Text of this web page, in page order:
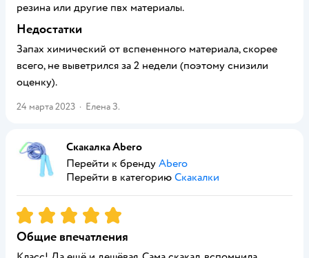
резина или другие пвх материалы.
Недостатки
Запах химический от вспененного материала, скорее
всего, не выветрился за 2 недели (поэтому снизили
оценку).
24 марта 2023 · Елена З.
Скакалка Abero
Перейти к бренду Abero
Перейти в категорию Скакалки
Рейтинг:5
Общие впечатления